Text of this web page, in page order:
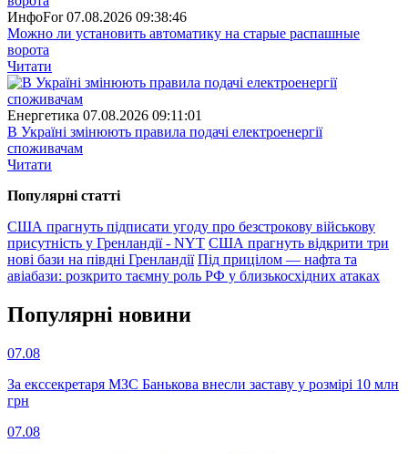
ИнфоFor 07.08.2026 09:38:46
Можно ли установить автоматику на старые распашные
ворота
Читати
Енергетика 07.08.2026 09:11:01
В Україні змінюють правила подачі електроенергії
споживачам
Читати
Популярнi статтi
США прагнуть підписати угоду про безстрокову військову
присутність у Гренландії - NYT США прагнуть відкрити три
нові бази на півдні Гренландії Під прицілом — нафта та
авіабази: розкрито таємну роль РФ у близькосхідних атаках
Популярнi новини
07.08
За екссекретаря МЗС Банькова внесли заставу у розмірі 10 млн
грн
07.08